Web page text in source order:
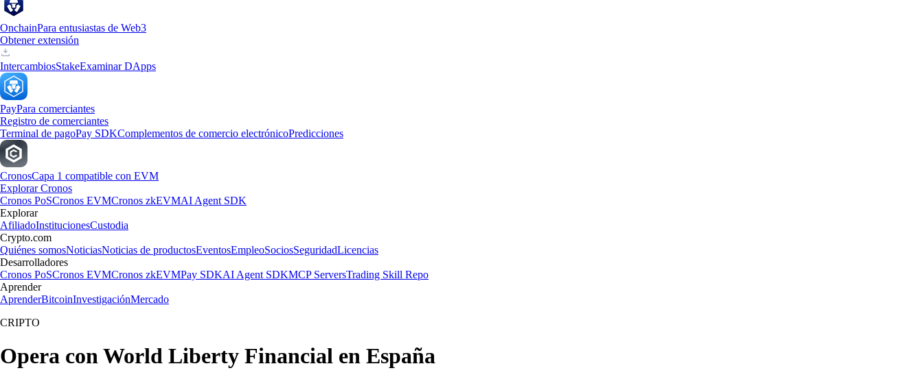
OnchainPara entusiastas de Web3
Obtener extensión
IntercambiosStakeExaminar DApps
PayPara comerciantes
Registro de comerciantes
Terminal de pagoPay SDKComplementos de comercio electrónicoPredicciones
CronosCapa 1 compatible con EVM
Explorar Cronos
Cronos PoSCronos EVMCronos zkEVMAI Agent SDK
Explorar
AfiliadoInstitucionesCustodia
Crypto.com
Quiénes somosNoticiasNoticias de productosEventosEmpleoSociosSeguridadLicencias
Desarrolladores
Cronos PoSCronos EVMCronos zkEVMPay SDKAI Agent SDKMCP ServersTrading Skill Repo
Aprender
AprenderBitcoinInvestigaciónMercado
CRIPTO
Opera con World Liberty Financial en España